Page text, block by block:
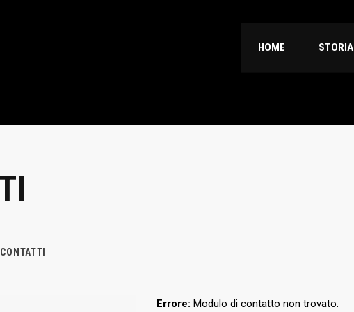
HOME STORIA
CONTATTI
Errore: Modulo di contatto non trovato.